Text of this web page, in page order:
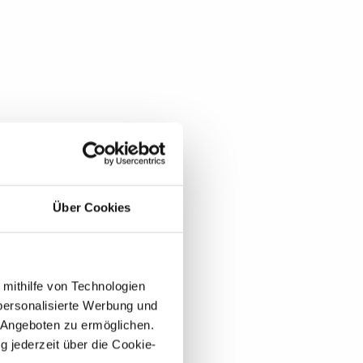
Über Cookies
von Technologien
Werbung und
zu ermöglichen.
jederzeit über die Cookie-